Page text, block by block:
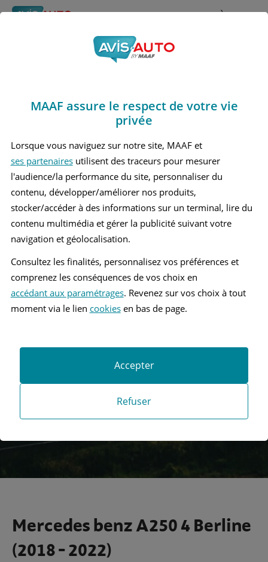
Rechercher À propos
Obtenir un devis d'assurance auto MAAF
Avis Mercedes benz
A250 4 Berline (2018 -
2022)
Recherche d'un véhicule
Comparer deux véhicules
Mercedes benz A250 4 Berline
(2018 - 2022)
MAAF assure le respect de votre vie
privée
Lorsque vous naviguez sur notre site, MAAF et
ses partenairesutilisent des traceurs pour mesurer
l'audience/la performance du site, personnaliser du
contenu, développer/améliorer nos produits,
stocker/accéder à des informations sur un terminal, lire du
contenu multimédia et gérer la publicité suivant votre
navigation et géolocalisation.
Consultez les finalités, personnalisez vos préférences et
comprenez les conséquences de vos choix en
accédant aux paramétrages. Revenez sur vos choix à tout
moment via le lien cookiesen bas de page.
Refuser
Accepter